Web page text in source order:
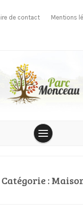
de contact Mentions
Catégorie :